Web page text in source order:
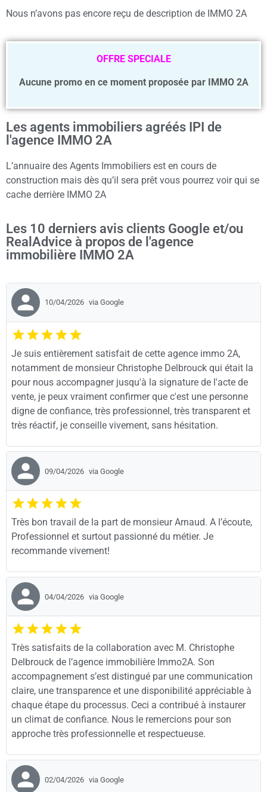
Nous n’avons pas encore reçu de description de IMMO 2A
OFFRE SPECIALE
Aucune promo en ce moment proposée par IMMO 2A
Les agents immobiliers agréés IPI de
l'agence IMMO 2A
L’annuaire des Agents Immobiliers est en cours de
construction mais dès qu’il sera prêt vous pourrez voir qui se
cache derrière IMMO 2A
Les 10 derniers avis clients Google et/ou
RealAdvice à propos de l'agence
immobilière IMMO 2A
10/04/2026 via Google
Je suis entièrement satisfait de cette agence immo 2A,
notamment de monsieur Christophe Delbrouck qui était la
pour nous accompagner jusqu'à la signature de l'acte de
vente, je peux vraiment confirmer que c'est une personne
digne de confiance, très professionnel, très transparent et
très réactif, je conseille vivement, sans hésitation.
09/04/2026 via Google
Très bon travail de la part de monsieur Arnaud. A l’écoute,
Professionnel et surtout passionné du métier. Je
recommande vivement!
04/04/2026 via Google
Très satisfaits de la collaboration avec M. Christophe
Delbrouck de l’agence immobilière Immo2A. Son
accompagnement s’est distingué par une communication
claire, une transparence et une disponibilité appréciable à
chaque étape du processus. Ceci a contribué à instaurer
un climat de confiance. Nous le remercions pour son
approche très professionnelle et respectueuse.
02/04/2026 via Google